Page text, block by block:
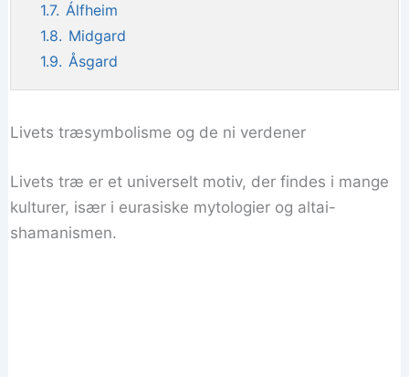
1.7. Álfheim
1.8. Midgard
1.9. Åsgard
Livets træsymbolisme og de ni verdener
Livets træ er et universelt motiv, der findes i mange
kulturer, især i eurasiske mytologier og altai-
shamanismen.